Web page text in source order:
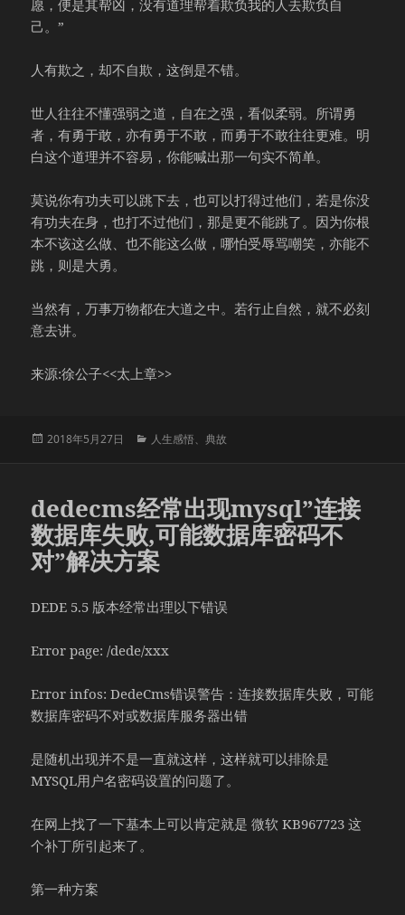
愿，便是其帮凶，没有道理帮着欺负我的人去欺负自
己。”
人有欺之，却不自欺，这倒是不错。
世人往往不懂强弱之道，自在之强，看似柔弱。所谓勇
者，有勇于敢，亦有勇于不敢，而勇于不敢往往更难。明
白这个道理并不容易，你能喊出那一句实不简单。
莫说你有功夫可以跳下去，也可以打得过他们，若是你没
有功夫在身，也打不过他们，那是更不能跳了。因为你根
本不该这么做、也不能这么做，哪怕受辱骂嘲笑，亦能不
跳，则是大勇。
当然有，万事万物都在大道之中。若行止自然，就不必刻
意去讲。
来源:徐公子<<太上章>>
发
2018年5月27日
分
人生感悟、典故
dedecms经常出现mysql”连接
数据库失败,可能数据库密码不
对”解决方案
DEDE 5.5 版本经常出理以下错误
Error page: /dede/xxx
Error infos: DedeCms错误警告：连接数据库失败，可能
数据库密码不对或数据库服务器出错
是随机出现并不是一直就这样，这样就可以排除是
MYSQL用户名密码设置的问题了。
在网上找了一下基本上可以肯定就是 微软 KB967723 这
个补丁所引起来了。
第一种方案